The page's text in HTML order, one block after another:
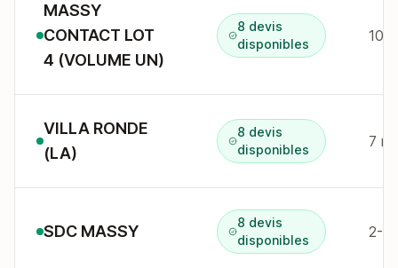
MASSY
CONTACT LOT
4 (VOLUME UN)
8 devis
disponibles
10
VILLA RONDE
(LA)
8 devis
disponibles
7 r
SDC MASSY
8 devis
disponibles
2-6